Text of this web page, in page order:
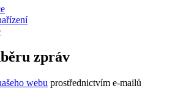
zpráv
webu prostřednictvím e-mailů